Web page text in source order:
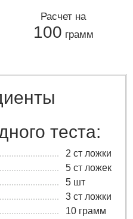
Расчет на
100 грамм
теста:
2 ст ложки
5 ст ложек
5 шт
3 ст ложки
10 грамм